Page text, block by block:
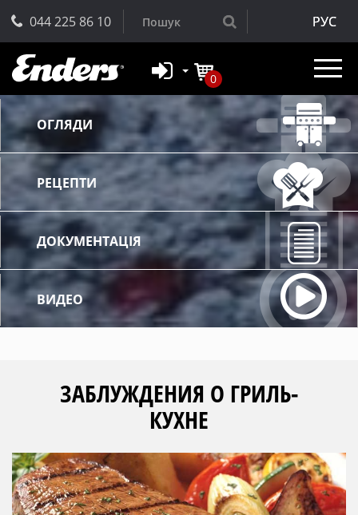
044 225 86 10 РУС
0
ОГЛЯДИ
РЕЦЕПТИ
ДОКУМЕНТАЦІЯ
ВИДЕО
ЗАБЛУЖДЕНИЯ О ГРИЛЬ-
КУХНЕ